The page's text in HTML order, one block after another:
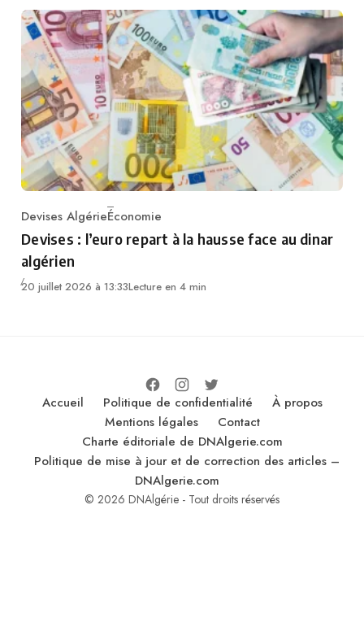
Category
Devises AlgérieÉconomie
Devises : l’euro repart à la hausse face au dinar
algérien
20 juillet 2026 à 13:33Lecture en 4 min
Accueil Politique de confidentialité
À propos
Mentions légales
Contact
Charte éditoriale de DNAlgerie.com
Politique de mise à jour et de correction des articles –
DNAlgerie.com
© 2026 DNAlgérie - Tout droits réservés